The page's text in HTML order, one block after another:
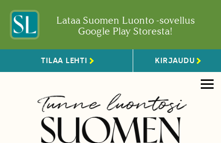
Lataa Suomen Luonto -sovellus
Google Play Storesta!
TILAA LEHTI KIRJAUDU